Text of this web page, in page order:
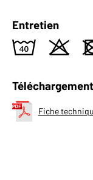
Entretien
8 o
Fiche